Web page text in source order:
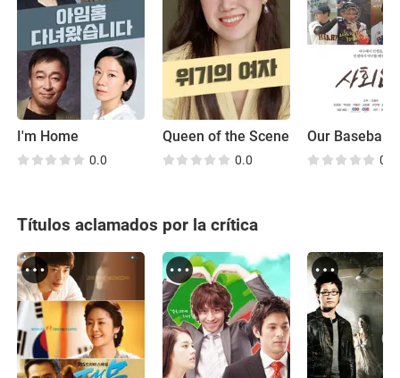
I'm Home
0.0
Queen of the Scene
0.0
Our Baseball
0.0
Títulos aclamados por la crítica